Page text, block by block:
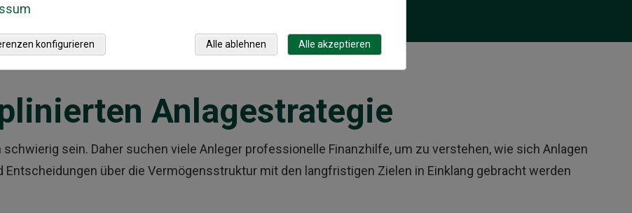
Anlagestrategie
sein. Daher suchen viele Anleger professionelle Finanzhilfe, um zu verstehen, wie sich Anlagen
über die Vermögensstruktur mit den langfristigen Zielen in Einklang gebracht werden
Alle akzeptieren
Alle ablehnen
konfigurieren